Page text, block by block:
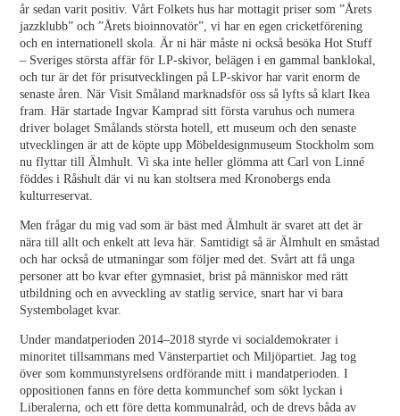
år sedan varit positiv. Vårt Folkets hus har mottagit priser som ”Årets
jazzklubb” och ”Årets bioinnovatör”, vi har en egen cricketförening
och en internationell skola. Är ni här måste ni också besöka Hot Stuff
– Sveriges största affär för LP-skivor, belägen i en gammal banklokal,
och tur är det för prisutvecklingen på LP-skivor har varit enorm de
senaste åren. När Visit Småland marknadsför oss så lyfts så klart Ikea
fram. Här startade Ingvar Kamprad sitt första varuhus och numera
driver bolaget Smålands största hotell, ett museum och den senaste
utvecklingen är att de köpte upp Möbeldesignmuseum Stockholm som
nu flyttar till Älmhult. Vi ska inte heller glömma att Carl von Linné
föddes i Råshult där vi nu kan stoltsera med Kronobergs enda
kulturreservat.
Men frågar du mig vad som är bäst med Älmhult är svaret att det är
nära till allt och enkelt att leva här. Samtidigt så är Älmhult en småstad
och har också de utmaningar som följer med det. Svårt att få unga
personer att bo kvar efter gymnasiet, brist på människor med rätt
utbildning och en avveckling av statlig service, snart har vi bara
Systembolaget kvar.
Under mandatperioden 2014–2018 styrde vi socialdemokrater i
minoritet tillsammans med Vänsterpartiet och Miljöpartiet. Jag tog
över som kommunstyrelsens ordförande mitt i mandatperioden. I
oppositionen fanns en före detta kommunchef som sökt lyckan i
Liberalerna, och ett före detta kommunalråd, och de drevs båda av